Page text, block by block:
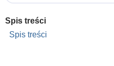
Spis treści
Spis treści